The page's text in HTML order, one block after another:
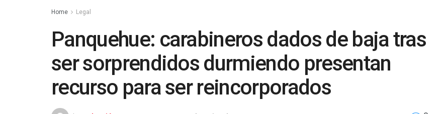
Home Legal
Panquehue: carabineros dados de baja tras
ser sorprendidos durmiendo presentan
recurso para ser reincorporados